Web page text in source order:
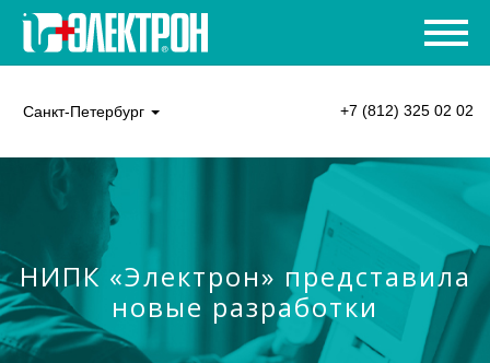
Санкт-Петербург +7 (812) 325 02 02
НИПК «Электрон» представила
новые разработки